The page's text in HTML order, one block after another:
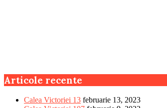
Articole recente
Calea Victoriei 13 februarie 13, 2023